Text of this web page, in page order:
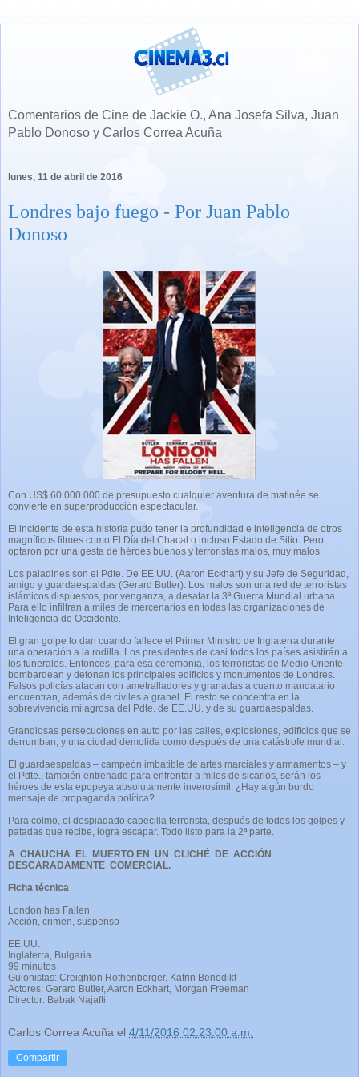
Comentarios de Cine de Jackie O., Ana Josefa Silva, Juan
Pablo Donoso y Carlos Correa Acuña
lunes, 11 de abril de 2016
Londres bajo fuego - Por Juan Pablo
Donoso
Con US$ 60.000.000 de presupuesto cualquier aventura de matinée se
convierte en superproducción espectacular.
El incidente de esta historia pudo tener la profundidad e inteligencia de otros
magníficos filmes como El Día del Chacal o incluso Estado de Sitio. Pero
optaron por una gesta de héroes buenos y terroristas malos, muy malos.
Los paladines son el Pdte. De EE.UU. (Aaron Eckhart) y su Jefe de Seguridad,
amigo y guardaespaldas (Gerard Butler). Los malos son una red de terroristas
islámicos dispuestos, por venganza, a desatar la 3ª Guerra Mundial urbana.
Para ello infiltran a miles de mercenarios en todas las organizaciones de
Inteligencia de Occidente.
El gran golpe lo dan cuando fallece el Primer Ministro de Inglaterra durante
una operación a la rodilla. Los presidentes de casi todos los países asistirán a
los funerales. Entonces, para esa ceremonia, los terroristas de Medio Oriente
bombardean y detonan los principales edificios y monumentos de Londres.
Falsos policías atacan con ametralladores y granadas a cuanto mandatario
encuentran, además de civiles a granel. El resto se concentra en la
sobrevivencia milagrosa del Pdte. de EE.UU. y de su guardaespaldas.
Grandiosas persecuciones en auto por las calles, explosiones, edificios que se
derrumban, y una ciudad demolida como después de una catástrofe mundial.
El guardaespaldas – campeón imbatible de artes marciales y armamentos – y
el Pdte., también entrenado para enfrentar a miles de sicarios, serán los
héroes de esta epopeya absolutamente inverosímil. ¿Hay algún burdo
mensaje de propaganda política?
Para colmo, el despiadado cabecilla terrorista, después de todos los golpes y
patadas que recibe, logra escapar. Todo listo para la 2ª parte.
A CHAUCHA EL MUERTO EN UN CLICHÉ DE ACCIÓN
DESCARADAMENTE COMERCIAL.
Ficha técnica
London has Fallen
Acción, crimen, suspenso
EE.UU.
Inglaterra, Bulgaria
99 minutos
Guionistas: Creighton Rothenberger, Katrin Benedikt
Actores: Gerard Butler, Aaron Eckhart, Morgan Freeman
Director: Babak Najafti
Carlos Correa Acuña el 4/11/2016 02:23:00 a.m.
Compartir